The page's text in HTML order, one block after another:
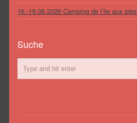
16.-19.06.2026 Camping de l’ile aux pies
Suche